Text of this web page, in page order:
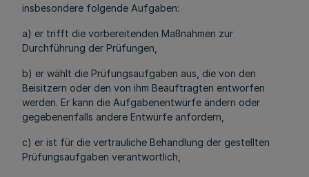
insbesondere folgende Aufgaben:
a) er trifft die vorbereitenden Maßnahmen zur
Durchführung der Prüfungen,
b) er wählt die Prüfungsaufgaben aus, die von den
Beisitzern oder den von ihm Beauftragten entworfen
werden. Er kann die Aufgabenentwürfe ändern oder
gegebenenfalls andere Entwürfe anfordern,
c) er ist für die vertrauliche Behandlung der gestellten
Prüfungsaufgaben verantwortlich,